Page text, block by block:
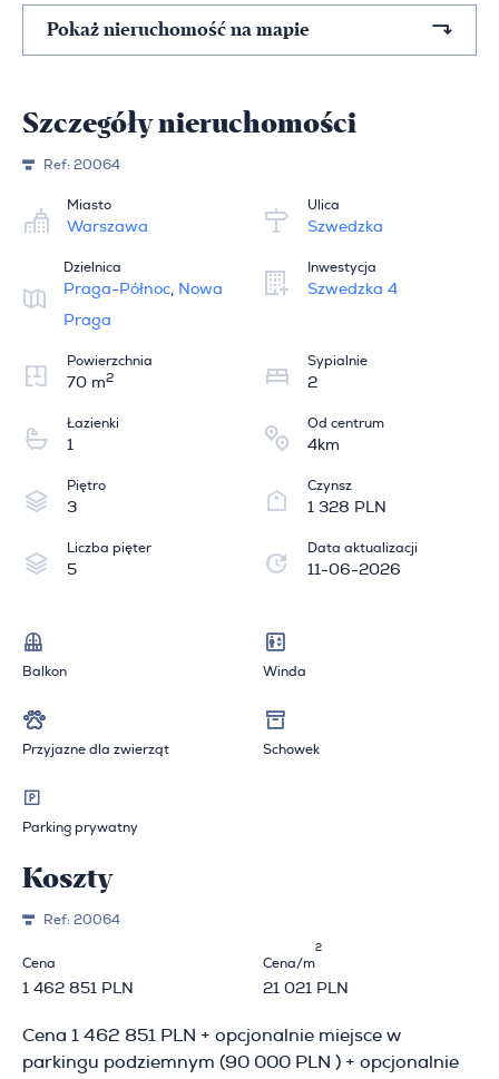
Pokaż nieruchomość na mapie
Szczegóły nieruchomości
Ref: 20064
Miasto
Warszawa
Ulica
Szwedzka
Dzielnica
Praga-Północ, Nowa
Praga
Inwestycja
Szwedzka 4
Powierzchnia
70 m2
Sypialnie
2
Łazienki
1
Od centrum
4km
Piętro
3
Czynsz
1 328 PLN
Liczba pięter
5
Data aktualizacji
11-06-2026
Balkon Winda
Przyjazne dla zwierząt Schowek
Parking prywatny
Koszty
Ref: 20064
Cena
1 462 851 PLN
Cena/m
2
21 021 PLN
Cena 1 462 851 PLN + opcjonalnie miejsce w
parkingu podziemnym (90 000 PLN ) + opcjonalnie